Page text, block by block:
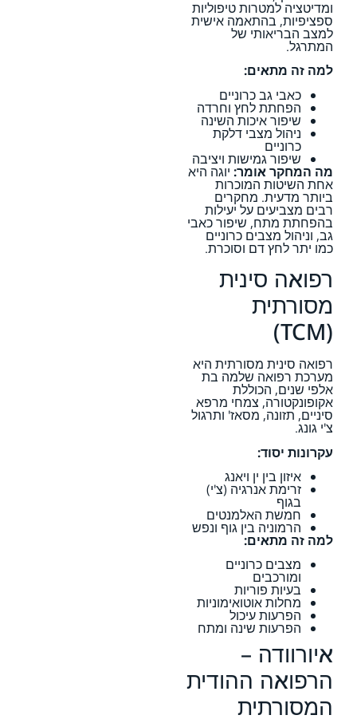
ומדיטציה למטרות טיפוליות
ספציפיות, בהתאמה אישית
למצב הבריאותי של
המתרגל.
למה זה מתאים:
כאבי גב כרוניים
הפחתת לחץ וחרדה
שיפור איכות השינה
ניהול מצבי דלקת
כרוניים
שיפור גמישות ויציבה
מה המחקר אומר: יוגה היא
אחת השיטות המוכרות
ביותר מדעית. מחקרים
רבים מצביעים על יעילות
בהפחתת מתח, שיפור כאבי
גב, וניהול מצבים כרוניים
כמו יתר לחץ דם וסוכרת.
רפואה סינית
מסורתית
(TCM)
רפואה סינית מסורתית היא
מערכת רפואה שלמה בת
אלפי שנים, הכוללת
אקופונקטורה, צמחי מרפא
סיניים, תזונה, מסאז' ותרגול
צ'י גונג.
עקרונות יסוד:
איזון בין ין ויאנג
זרימת אנרגיה (צ'י)
בגוף
חמשת האלמנטים
הרמוניה בין גוף ונפש
למה זה מתאים:
מצבים כרוניים
ומורכבים
בעיות פוריות
מחלות אוטואימוניות
הפרעות עיכול
הפרעות שינה ומתח
איורוודה –
הרפואה ההודית
המסורתית